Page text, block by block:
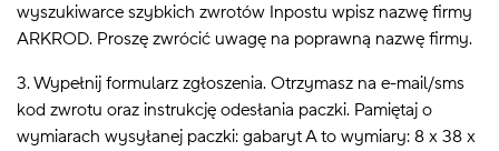
wyszukiwarce szybkich zwrotów Inpostu wpisz nazwę firmy
ARKROD. Proszę zwrócić uwagę na poprawną nazwę firmy.
3. Wypełnij formularz zgłoszenia. Otrzymasz na e-mail/sms
kod zwrotu oraz instrukcję odesłania paczki. Pamiętaj o
wymiarach wysyłanej paczki: gabaryt A to wymiary: 8 x 38 x